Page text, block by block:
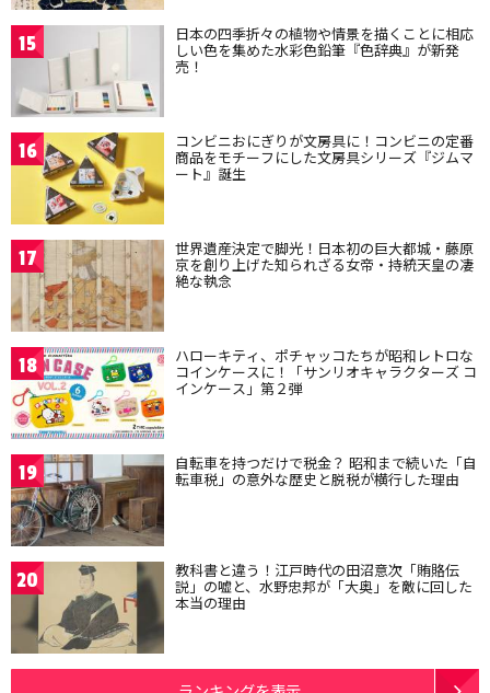
15 日本の四季折々の植物や情景を描くことに相応
しい色を集めた水彩色鉛筆『色辞典』が新発
売！
16 コンビニおにぎりが文房具に！コンビニの定番
商品をモチーフにした文房具シリーズ『ジムマ
ート』誕生
17 世界遺産決定で脚光！日本初の巨大都城・藤原
京を創り上げた知られざる女帝・持統天皇の凄
絶な執念
18 ハローキティ、ポチャッコたちが昭和レトロな
コインケースに！「サンリオキャラクターズ コ
インケース」第２弾
19 自転車を持つだけで税金？ 昭和まで続いた「自
転車税」の意外な歴史と脱税が横行した理由
20 教科書と違う！江戸時代の田沼意次「賄賂伝
説」の嘘と、水野忠邦が「大奥」を敵に回した
本当の理由